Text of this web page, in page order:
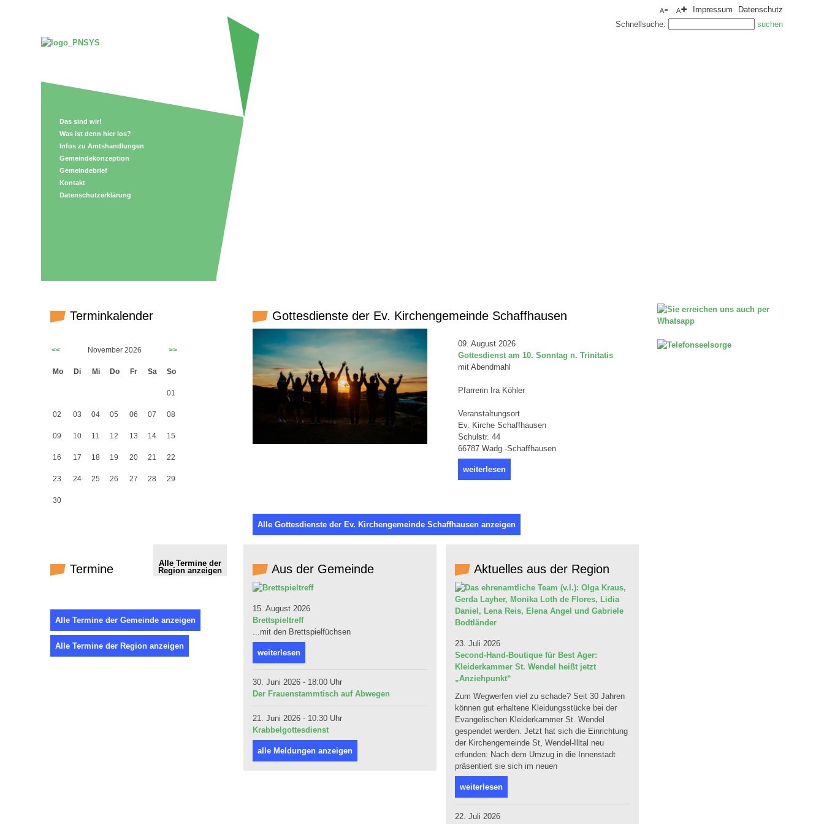
Das sind wir!
Was ist denn hier los?
Infos zu Amtshandlungen
Gemeindekonzeption
Gemeindebrief
Kontakt
Datenschutzerklärung
Impressum
Datenschutz
Schnellsuche:
Terminkalender
<< November 2026 >>
Mo Di Mi Do Fr Sa So
01
02 03 04 05 06 07 08
09 10 11 12 13 14 15
16 17 18 19 20 21 22
23 24 25 26 27 28 29
30
Gottesdienste der Ev. Kirchengemeinde Schaffhausen
09. August 2026
Gottesdienst am 10. Sonntag n. Trinitatis
mit Abendmahl
Pfarrerin Ira Köhler
Veranstaltungsort
Ev. Kirche Schaffhausen
Schulstr. 44
66787 Wadg.-Schaffhausen
weiterlesen
Alle Gottesdienste der Ev. Kirchengemeinde Schaffhausen anzeigen
Termine
Alle Termine der
Region anzeigen
Alle Termine der Gemeinde anzeigen
Alle Termine der Region anzeigen
Aus der Gemeinde
15. August 2026
Brettspieltreff
...mit den Brettspielfüchsen
weiterlesen
30. Juni 2026 - 18:00 Uhr
Der Frauenstammtisch auf Abwegen
21. Juni 2026 - 10:30 Uhr
Krabbelgottesdienst
alle Meldungen anzeigen
Aktuelles aus der Region
23. Juli 2026
Second-Hand-Boutique für Best Ager:
Kleiderkammer St. Wendel heißt jetzt
„Anziehpunkt“
Zum Wegwerfen viel zu schade? Seit 30 Jahren
können gut erhaltene Kleidungsstücke bei der
Evangelischen Kleiderkammer St. Wendel
gespendet werden. Jetzt hat sich die Einrichtung
der Kirchengemeinde St, Wendel-Illtal neu
erfunden: Nach dem Umzug in die Innenstadt
präsentiert sie sich im neuen
weiterlesen
22. Juli 2026